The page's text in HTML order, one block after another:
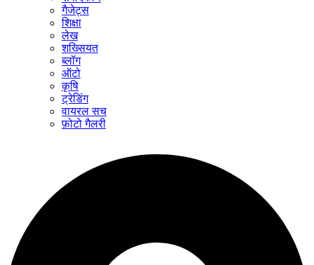
गैजेट्स
शिक्षा
लेख
शख्सियत
ब्लॉग
ऑटो
कृषि
ट्रेडिंग
वायरल सच
फ़ोटो गैलरी